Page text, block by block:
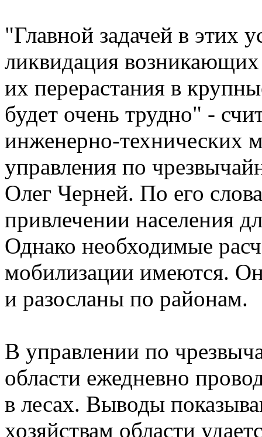
"Главной задачей в этих
ликвидация
их перерастания в
будет очень трудно" -
инженерно-технических
управления по
Олег Черней. По его
привлечении населения
Однако необходимые
мобилизации имеются.
и разосланы по районам.
В управлении по
области ежедневно
в лесах. Выводы
хозяйствам области